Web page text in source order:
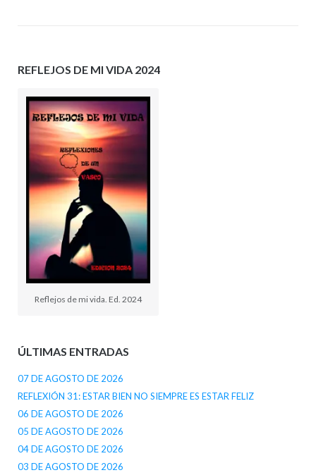
REFLEJOS DE MI VIDA 2024
Reflejos de mi vida. Ed. 2024
ÚLTIMAS ENTRADAS
07 DE AGOSTO DE 2026
REFLEXIÓN 31: ESTAR BIEN NO SIEMPRE ES ESTAR FELIZ
06 DE AGOSTO DE 2026
05 DE AGOSTO DE 2026
04 DE AGOSTO DE 2026
03 DE AGOSTO DE 2026